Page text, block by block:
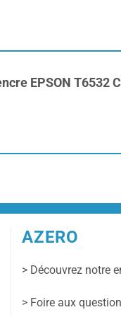
EPSON T6532
AZERO
> Découvrez notre
> Foire aux